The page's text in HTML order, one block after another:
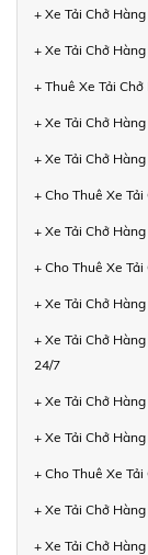
+ Xe Tải Chở
+ Xe Tải Chở
+ Thuê Xe Tải
+ Xe Tải Chở
+ Xe Tải Chở
+ Cho Thuê Xe
+ Xe Tải Chở
+ Cho Thuê Xe
+ Xe Tải Chở
+ Xe Tải Chở
24/7
+ Xe Tải Chở
+ Xe Tải Chở
+ Cho Thuê Xe
+ Xe Tải Chở
+ Xe Tải Chở